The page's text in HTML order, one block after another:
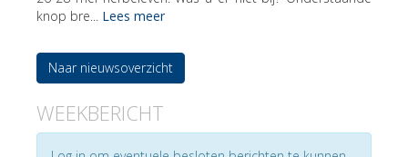
knop bre... Lees meer
Naar nieuwsoverzicht
WEEKBERICHT